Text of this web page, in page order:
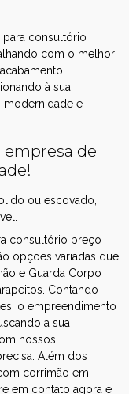
consultório
com o melhor
à sua
modernidade e
empresa de
ou escovado,
consultório preço
opções variadas que
e Guarda Corpo
Contando
o empreendimento
a sua
nossos
Além dos
corrimão em
em contato agora e